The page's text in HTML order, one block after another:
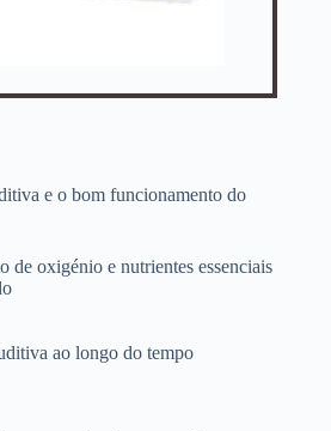
e o bom funcionamento do
de oxigénio e nutrientes essenciais
ao longo do tempo